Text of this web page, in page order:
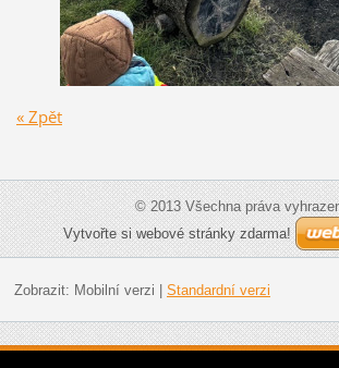
« Zpět
© 2013 Všechna práva
Vytvořte si webové stránky zdarma!
Zobrazit: Mobilní verzi Standardní verzi